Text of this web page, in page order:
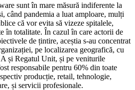
sunt în mare măsură indiferente la
când pandemia a luat amploare, mulți
că vor evita să vizeze spitalele,
în totalitate. În cazul în care actorii de
de țintire, aceștia s-au concentrat
pe localizarea geografică, cu
și Regatul Unit, și pe veniturile
responsabile pentru 60% din toate
producție, retail, tehnologie,
și servicii profesionale.